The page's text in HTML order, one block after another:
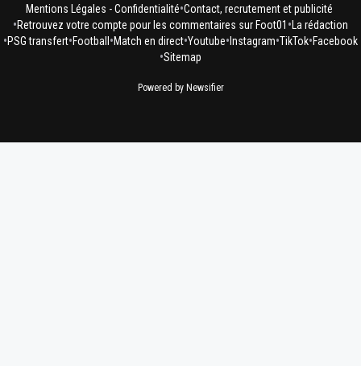
Mentions Légales - Confidentialité•Contact, recrutement et publicité
•Retrouvez votre compte pour les commentaires sur Foot01 •La rédaction
•PSG transfert•Football •Match en direct•Youtube• Instagram•TikTok•Facebook
•Sitemap
Powered by Newsifier